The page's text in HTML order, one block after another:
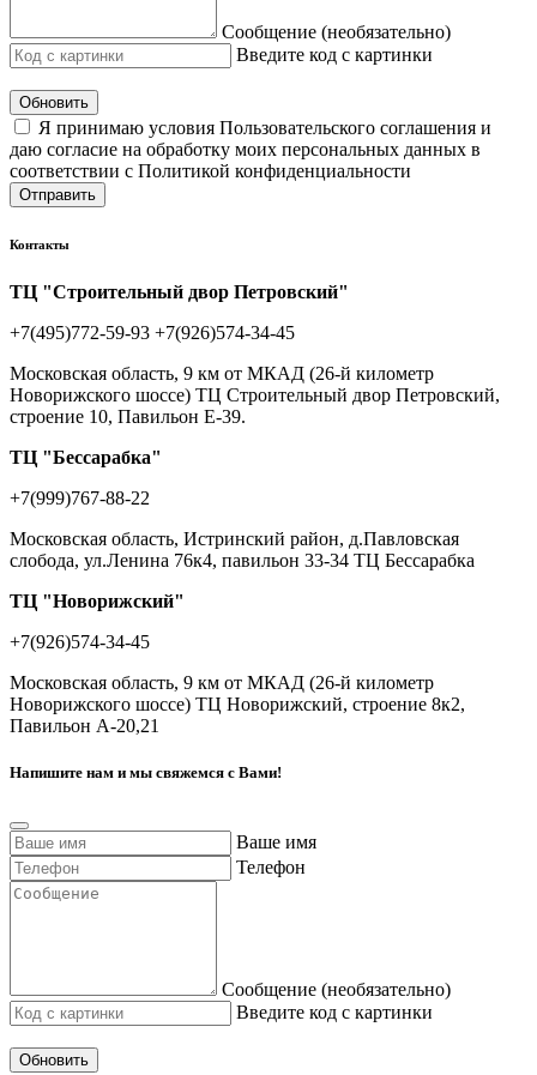
Сообщение (необязательно)
Введите код с картинки
Обновить
Я принимаю условия Пользовательского соглашения и
даю согласие на обработку моих персональных данных в
соответствии с Политикой конфиденциальности
Отправить
Контакты
ТЦ "Строительный двор Петровский"
+7(495)772-59-93 +7(926)574-34-45
Московская область, 9 км от МКАД (26-й километр
Новорижского шоссе) ТЦ Строительный двор Петровский,
строение 10, Павильон Е-39.
ТЦ "Бессарабка"
+7(999)767-88-22
Московская область, Истринский район, д.Павловская
слобода, ул.Ленина 76к4, павильон 33-34 ТЦ Бессарабка
ТЦ "Новорижский"
+7(926)574-34-45
Московская область, 9 км от МКАД (26-й километр
Новорижского шоссе) ТЦ Новорижский, строение 8к2,
Павильон А-20,21
Напишите нам и мы свяжемся с Вами!
Ваше имя
Телефон
Сообщение (необязательно)
Введите код с картинки
Обновить